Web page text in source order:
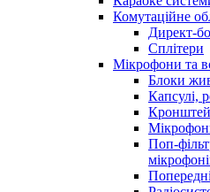
Комутаційне
Директ-
Сплітери
Мікрофони та
Блоки
Капсулі,
Поп-